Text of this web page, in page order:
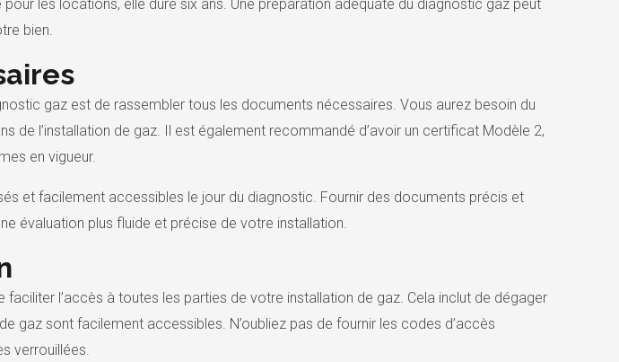
les locations, elle dure six ans. Une préparation adéquate du diagnostic gaz peut
bien.
gaz est de rassembler tous les documents nécessaires. Vous aurez besoin du
de l’installation de gaz. Il est également recommandé d’avoir un certificat Modèle 2,
en vigueur.
et facilement accessibles le jour du diagnostic. Fournir des documents précis et
évaluation plus fluide et précise de votre installation.
l’accès à toutes les parties de votre installation de gaz. Cela inclut de dégager
gaz sont facilement accessibles. N’oubliez pas de fournir les codes d’accès
verrouillées.